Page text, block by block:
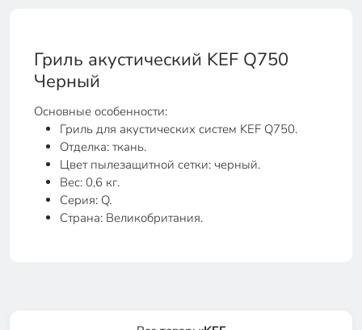
Гриль акустический KEF Q750
Черный
Основные особенности:
Гриль для акустических систем KEF Q750.
Отделка: ткань.
Цвет пылезащитной сетки: черный.
Вес: 0,6 кг.
Серия: Q.
Страна: Великобритания.